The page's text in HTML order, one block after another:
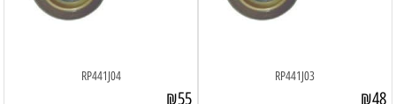
RP441J03
₪48
RP441J04
₪55